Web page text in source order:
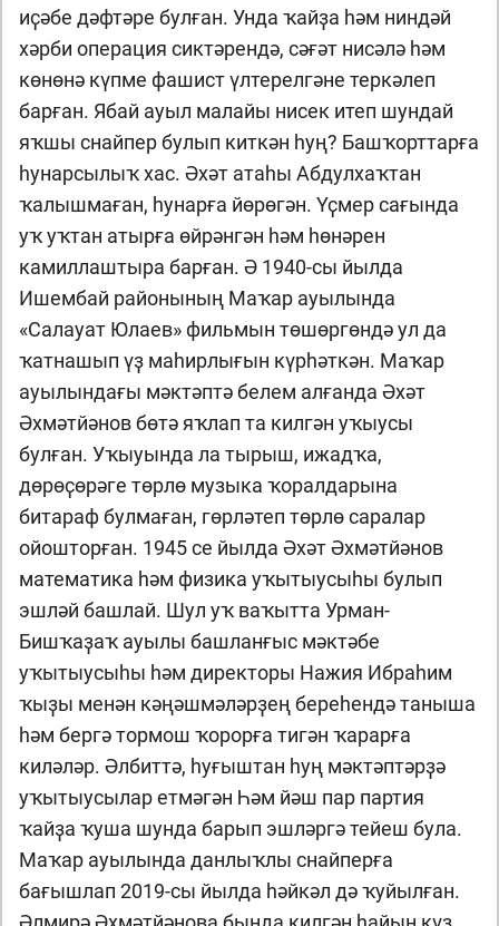
иҫәбе дәфтәре булған. Унда ҡайҙа һәм ниндәй
хәрби операция сиктәрендә, сәғәт нисәлә һәм
көнөнә күпме фашист үлтерелгәне теркәлеп
барған. Ябай ауыл малайы нисек итеп шундай
яҡшы снайпер булып киткән һуң? Башҡорттарға
һунарсылыҡ хас. Әхәт атаһы Абдулхаҡтан
ҡалышмаған, һунарға йөрөгән. Үҫмер сағында
уҡ уҡтан атырға өйрәнгән һәм һөнәрен
камиллаштыра барған. Ә 1940-сы йылда
Ишембай районының Маҡар ауылында
«Салауат Юлаев» фильмын төшөргөндә ул да
ҡатнашып үҙ маһирлығын күрһәткән. Маҡар
ауылындағы мәктәптә белем алғанда Әхәт
Әхмәтйәнов бөтә яҡлап та килгән уҡыусы
булған. Уҡыуында ла тырыш, ижадҡа,
дөрөҫөрәге төрлө музыка ҡоралдарына
битараф булмаған, гөрләтеп төрлө саралар
ойошторған. 1945 се йылда Әхәт Әхмәтйәнов
математика һәм физика уҡытыусыһы булып
эшләй башлай. Шул уҡ ваҡытта Урман-
Бишҡаҙаҡ ауылы башланғыс мәктәбе
уҡытыусыһы һәм директоры Нажия Ибраһим
ҡыҙы менән кәңәшмәләрҙең береһендә таныша
һәм бергә тормош ҡорорға тигән ҡарарға
киләләр. Әлбиттә, һуғыштан һуң мәктәптәрҙә
уҡытыусылар етмәгән Һәм йәш пар партия
ҡайҙа ҡуша шунда барып эшләргә тейеш була.
Маҡар ауылында данлыҡлы снайперға
бағышлап 2019-сы йылда һәйкәл дә ҡуйылған.